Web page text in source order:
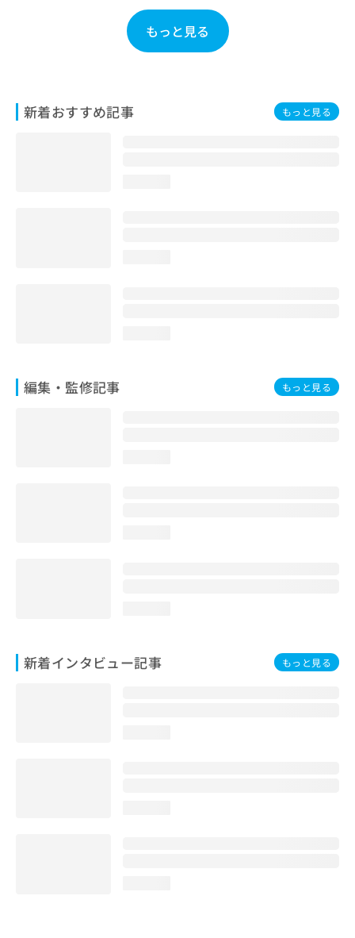
もっと見る
新着おすすめ記事 もっと見る
編集・監修記事 もっと見る
新着インタビュー記事 もっと見る
は
こ